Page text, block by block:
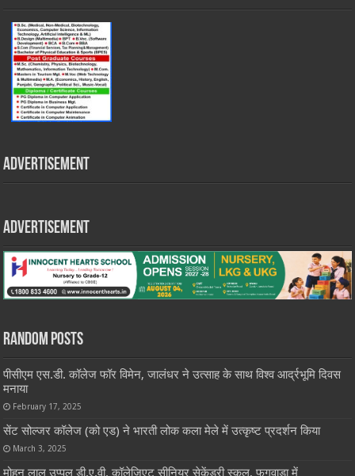
Advertisement
Advertisement
Random Posts
पीसीएम एस.डी. कॉलेज फॉर विमेन, जालंधर ने उत्साह के साथ विश्व आर्द्रभूमि दिवस
मनाया
February 17, 2025
सेंट सोल्जर कॉलेज (को एड) ने भारती लोक कला मेले में उत्कृष्ट प्रदर्शन किया
March 3, 2025